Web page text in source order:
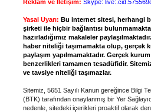
Reklam ve İletişim: Skype:
Yasal Uyarı: Bu internet sitesi, herhangi
şirketi ile hiçbir bağlantısı
hazırladığımız makaleler
haber niteliği taşımamakta olup, gerçek
paylaşım yapılmamaktadır. Gerçek
benzerlikleri tamamen tesadüfidir.
ve tavsiye niteliği taşımazlar.
Sitemiz, 5651 Sayılı Kanun gereğince Bilgi
(BTK) tarafından onaylanmış bir Yer
nedenle, sitedeki içerikleri proaktif olarak